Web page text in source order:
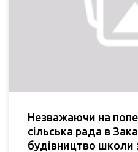
Незважаючи на
сільська рада в
будівництво школи